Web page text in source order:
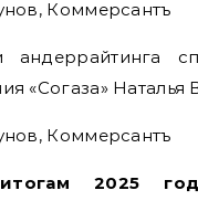
Коммерсантъ
андеррайтинга
«Согаза» Наталья
Коммерсантъ
2025